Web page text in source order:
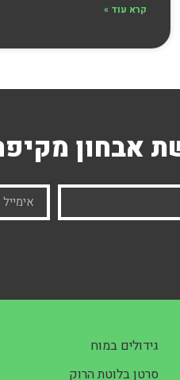
קרא עוד »
אבחון
גידולים במוח
סרטן בלוטת הרוק